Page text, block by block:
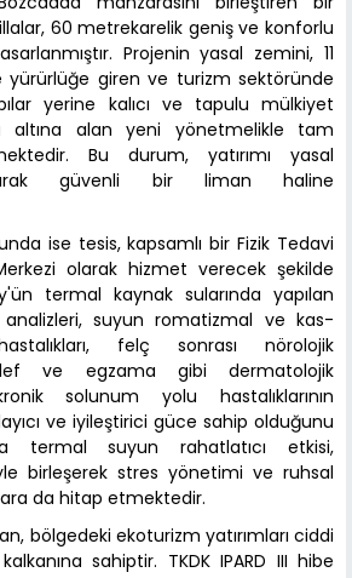
60 metrekarelik geniş ve konforlu
Projenin yasal zemini, 11
yürürlüğe giren ve turizm sektöründe
yerine kalıcı ve tapulu mülkiyet
altına alan yeni yönetmelikle tam
Bu durum, yatırımı yasal
güvenli bir liman haline
ise tesis, kapsamlı bir Fizik Tedavi
olarak hizmet verecek şekilde
termal kaynak sularında yapılan
analizleri, suyun romatizmal ve kas-
felç sonrası nörolojik
ve egzama gibi dermatolojik
solunum yolu hastalıklarının
ve iyileştirici güce sahip olduğunu
termal suyun rahatlatıcı etkisi,
birleşerek stres yönetimi ve ruhsal
da hitap etmektedir.
bölgedeki ekoturizm yatırımları ciddi
sahiptir. TKDK IPARD III hibe